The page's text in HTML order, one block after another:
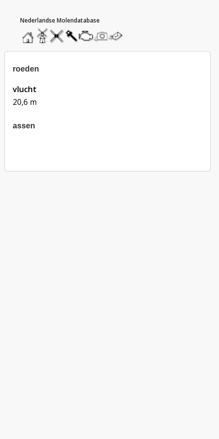
homemolendatabase
roedendatabase
assendatabase
motorendatabase
stuur
een
foto
stuur
een
bericht
roeden
vlucht
20,6 m
assen